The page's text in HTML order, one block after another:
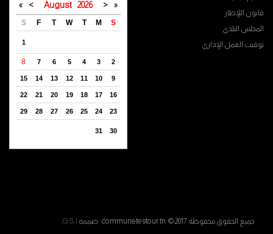
قانون اللإطار
المجلس البلدي
توقيت العمل الإداري
«
<
August 2026
>
»
S
M
T
W
T
F
S
1
2
3
4
5
6
7
8
9
10
11
12
13
14
15
16
17
18
19
20
21
22
23
24
25
26
27
28
29
30
31
جميع الحقوق محفوظة communetestour.tn © 2017. صممه G S I
.